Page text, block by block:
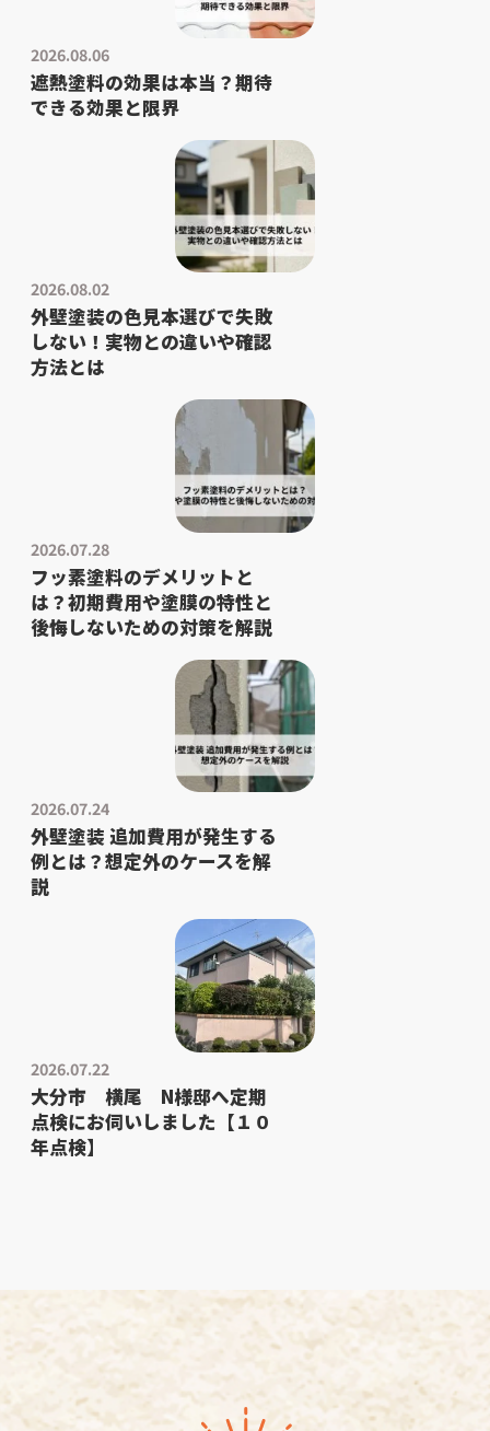
2026.08.06
遮熱塗料の効果は本当？期待
できる効果と限界
2026.08.02
外壁塗装の色見本選びで失敗
しない！実物との違いや確認
方法とは
2026.07.28
フッ素塗料のデメリットと
は？初期費用や塗膜の特性と
後悔しないための対策を解説
2026.07.24
外壁塗装 追加費用が発生する
例とは？想定外のケースを解
説
2026.07.22
大分市 横尾 N様邸へ定期
点検にお伺いしました【１０
年点検】